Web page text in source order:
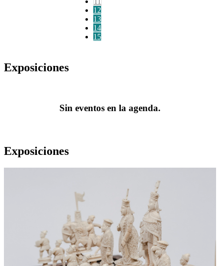
12
13
14
15
Exposiciones
Sin eventos en la agenda.
Exposiciones